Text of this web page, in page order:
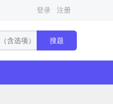
登录 注册
搜题